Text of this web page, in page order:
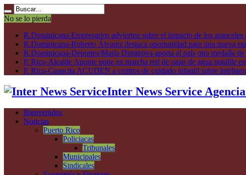
No se lo pierda
R.Dominicana-Empresarios advierten sobre el impacto de los
R.Dominicana-Roberto Álvarez destaca oportunidad para una nueva
R.Dominicana-Deportes/María Dimitrova aporta al país otra medalla
P. Rico-Alcalde Aponte pone en marcha red de oasis de agua potable
P. Rico-Capacita ACUDEN a centros de cuidado infantil sobre
Inter News Service
Bienvenidos
Noticias
Puerto Rico
Policiacas
Tribunales
Municipales
Sindicales